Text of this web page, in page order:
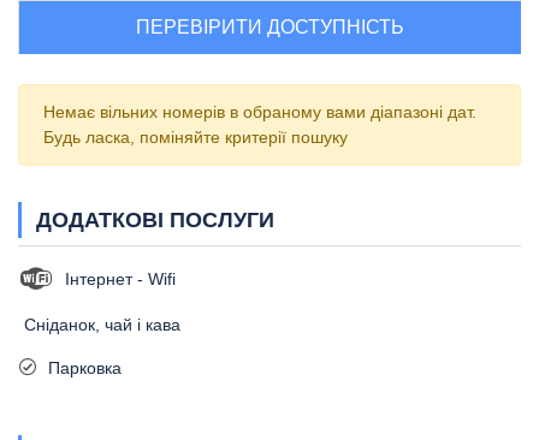
ПЕРЕВІРИТИ ДОСТУПНІСТЬ
Немає вільних номерів в обраному вами діапазоні дат.
Будь ласка, поміняйте критерії пошуку
ДОДАТКОВІ ПОСЛУГИ
Інтернет - Wifi
Сніданок, чай і кава
Парковка